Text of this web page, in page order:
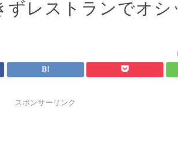
ずレストランでオシ
スポンサーリンク